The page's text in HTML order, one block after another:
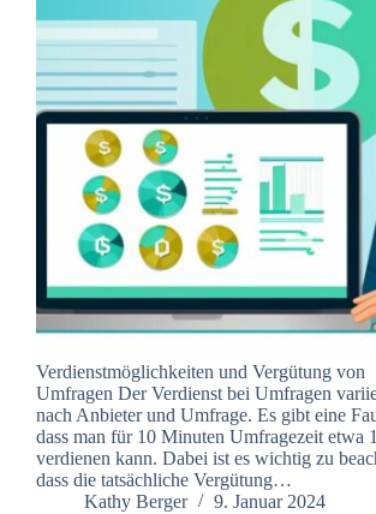
Verdienstmöglichkeiten und Vergütung von
Umfragen Der Verdienst bei Umfragen
nach Anbieter und Umfrage. Es gibt eine
dass man für 10 Minuten Umfragezeit etwa
verdienen kann. Dabei ist es wichtig zu
dass die tatsächliche Vergütung…
Kathy Berger
9. Januar 2024